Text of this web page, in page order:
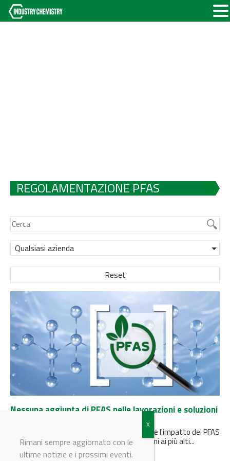
REGOLAMENTAZIONE PFAS
Qualsiasi azienda
Reset
Nessuna aggiunta di PFAS nelle lavorazioni e soluzioni
Caprari e Calpeda si attivano per contrastare l'impatto dei PFAS
e promuovere lo sviluppo di prodotti conformi ai più alti...
Rimani sempre aggiornato con le
ultime notizie e i prossimi eventi.